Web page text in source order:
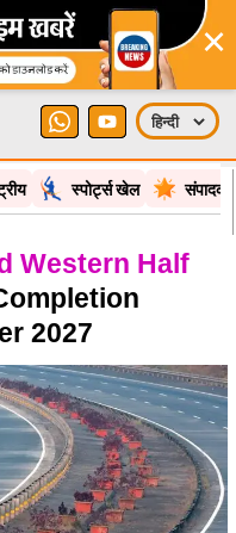
×
स्पोर्ट्स खेल
Western Half
2027